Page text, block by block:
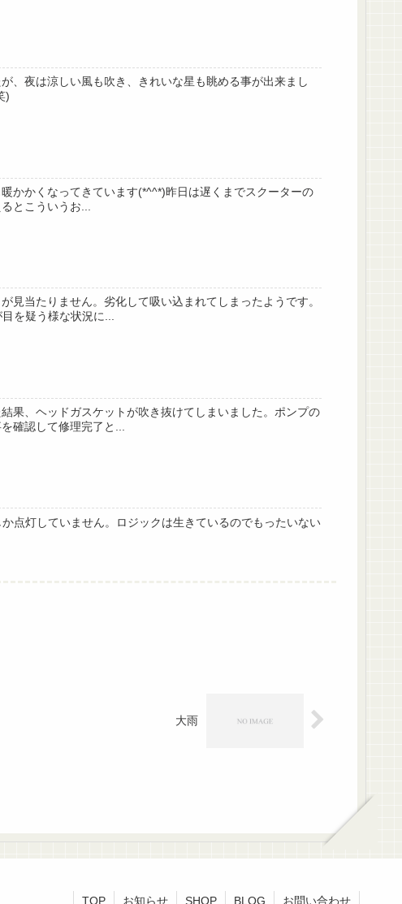
、夜は涼しい風も吹き、きれいな星も眺める事が出来まし
)
かかくなってきています(*^^*)昨日は遅くまでスクーターの
とこういうお...
当たりません。劣化して吸い込まれてしまったようです。
を疑う様な状況に...
果、ヘッドガスケットが吹き抜けてしまいました。ポンプの
確認して修理完了と...
点灯していません。ロジックは生きているのでもったいない
大雨
TOP お知らせ SHOP BLOG お問い合わせ